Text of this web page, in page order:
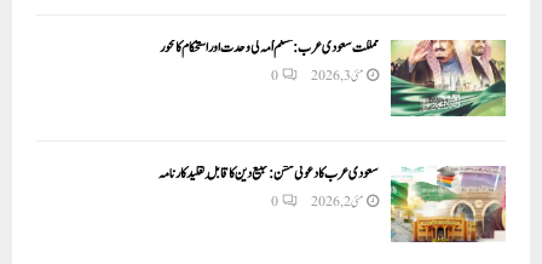
مملکت سعودی عرب: مسلم اُمہ کی وحدت اور استحکام کا محور
مئی 3, 2026 0
سعودی عرب کا دعوتی مشن: تبلیغ دین کا قابلِ تقلید کارنامہ
مئی 2, 2026 0